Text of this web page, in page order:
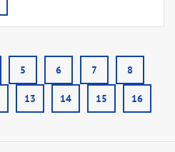
5 6 7 8
13 14 15 16